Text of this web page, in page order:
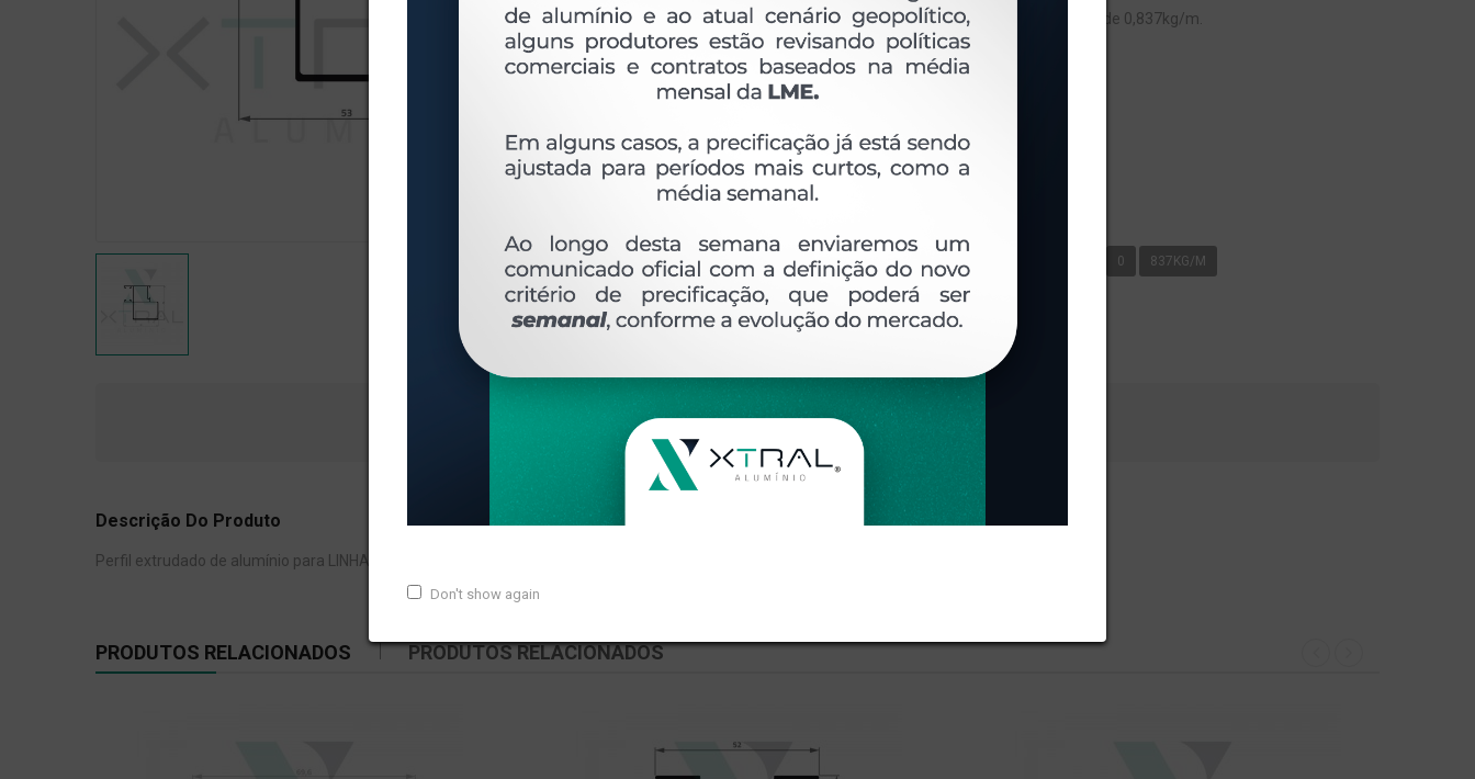
Don't show again
Perfil extrudado de alumínio para LINHA XTRAL S, com peso linear de 0,837kg/m.
Ver perfis relacionados
Etiquetas: 447- PESO LINEAR - KG/M SU-044 0 837KG/M
DESCRIÇÃO COMENTÁRIOS (0)
Descrição Do Produto
Perfil extrudado de alumínio para LINHA XTRAL S, com peso linear de 0,837kg/m.
PRODUTOS RELACIONADOS PRODUTOS RELACIONADOS